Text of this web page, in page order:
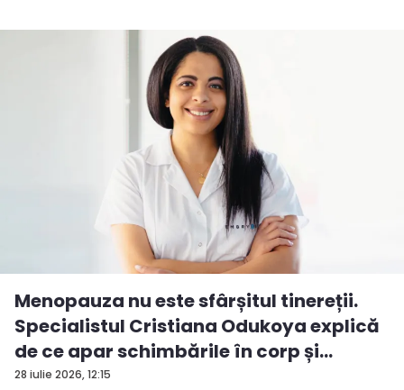
28 iulie 2026, 12:15
Menopauza nu este sfârșitul tinereții.
Specialistul Cristiana Odukoya explică
de ce apar schimbările în corp și
stările...